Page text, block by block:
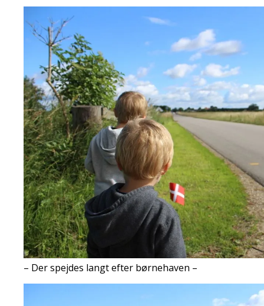
– Der spejdes langt efter børnehaven –